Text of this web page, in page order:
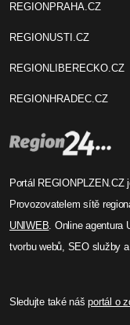
REGIONPRAHA.CZ
REGIONUSTI.CZ
REGIONLIBERECKO.CZ
REGIONHRADEC.CZ
Portál
Provozovatelem sítě
UNIWEB. Online agentura
tvorbu webů, SEO služby
Sledujte také nášportál o